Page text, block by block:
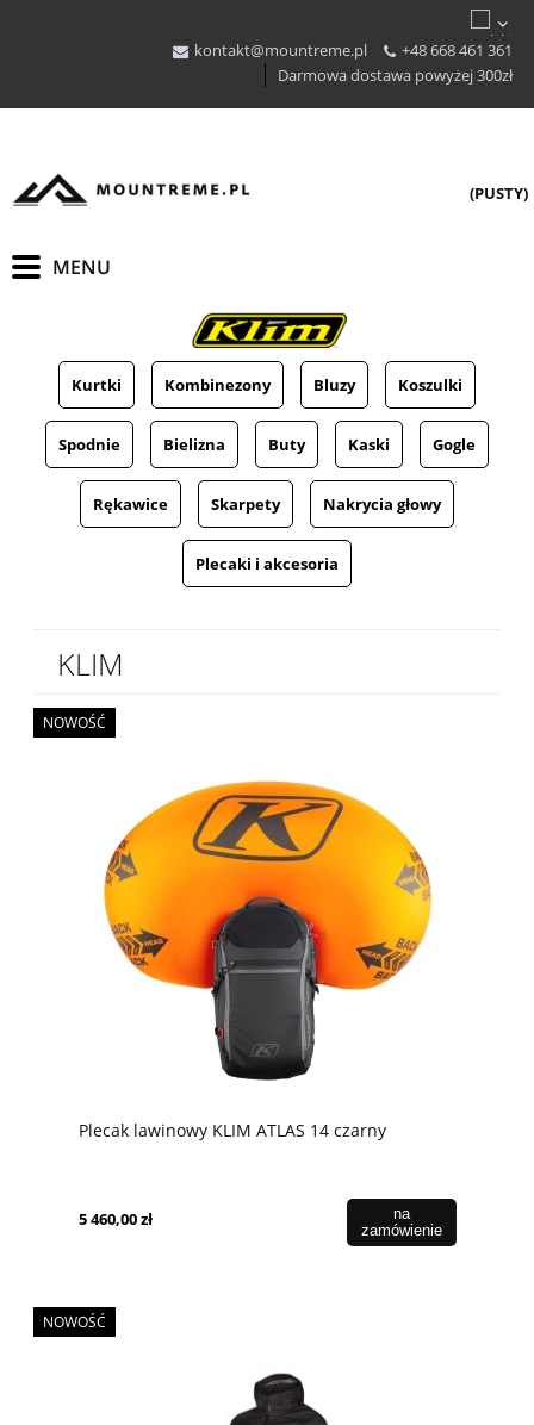
kontakt@mountreme.pl
+48 668 461 361
Darmowa dostawa powyżej 300zł
(PUSTY)
Kurtki Kombinezony Bluzy Koszulki
Spodnie Bielizna Buty Kaski Gogle
Rękawice Skarpety Nakrycia głowy
Plecaki i akcesoria
KLIM
Plecak lawinowy KLIM ATLAS 14 czarny
5 460,00 zł
na
zamówienie
NOWOŚĆ
NOWOŚĆ